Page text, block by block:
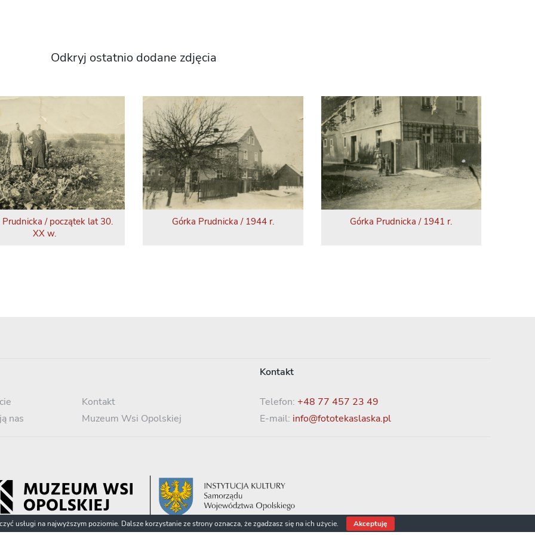
Odkryj ostatnio dodane zdjęcia
Prudnicka / początek lat 30.
XX w.
Górka Prudnicka / 1944 r. Górka Prudnicka / 1941 r.
nas
Kontakt
Muzeum Wsi Opolskiej
Kontakt
Telefon: +48 77 457 23 49
E-mail: info@fototekaslaska.pl
usługi na najwyższym poziomie. Dalsze korzystanie ze strony oznacza, że zgadzasz się na ich użycie. Akceptuję